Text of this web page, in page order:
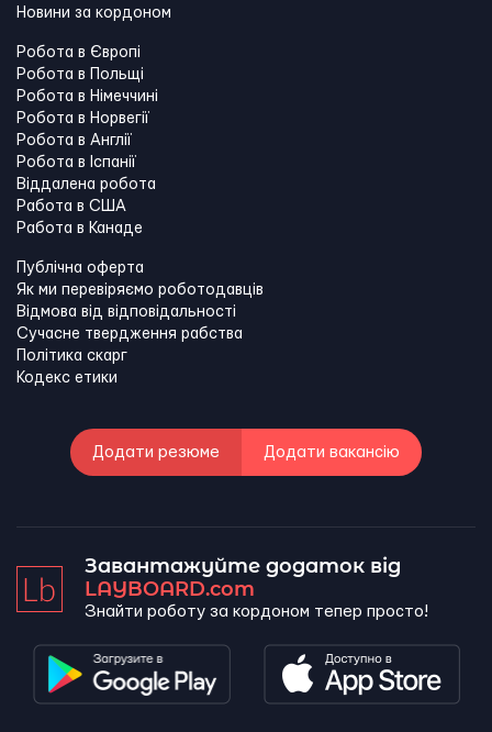
Новини за кордоном
Робота в Європі
Робота в Польщі
Робота в Німеччині
Робота в Норвегії
Робота в Англії
Робота в Іспанії
Віддалена робота
Работа в США
Работа в Канадe
Публічна оферта
Як ми перевіряємо роботодавців
Відмова від відповідальності
Сучасне твердження рабства
Політика скарг
Кодекс етики
Додати резюме Додати вакансію
Завантажуйте додаток від
LAYBOARD.com
Знайти роботу за кордоном тепер просто!